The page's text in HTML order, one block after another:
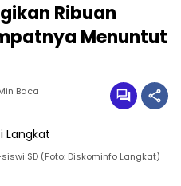
Ribuan
Menuntut
Baca
SD (Foto: Diskominfo Langkat)